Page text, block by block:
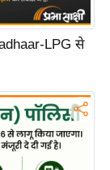
LPG से